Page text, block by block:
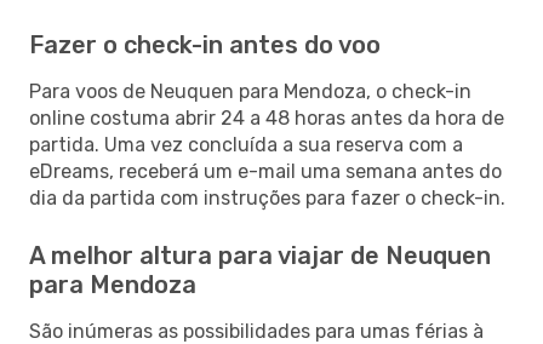
Fazer o check-in antes do voo
Para voos de Neuquen para Mendoza, o check-in
online costuma abrir 24 a 48 horas antes da hora de
partida. Uma vez concluída a sua reserva com a
eDreams, receberá um e-mail uma semana antes do
dia da partida com instruções para fazer o check-in.
A melhor altura para viajar de Neuquen
para Mendoza
São inúmeras as possibilidades para umas férias à